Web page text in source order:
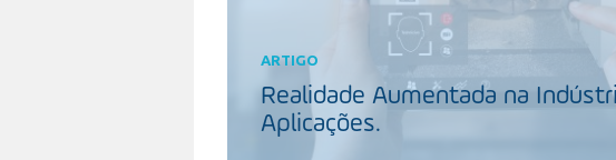
ARTIGO
Realidade Aumentada na
Aplicações.